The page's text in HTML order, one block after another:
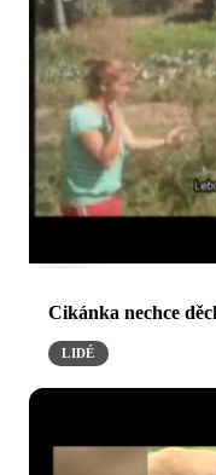
Cikánka nechce
LIDÉ